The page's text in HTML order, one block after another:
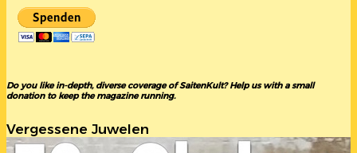
Do you like in-depth, diverse coverage of SaitenKult? Help us with a small
donation to keep the magazine running.
Vergessene Juwelen